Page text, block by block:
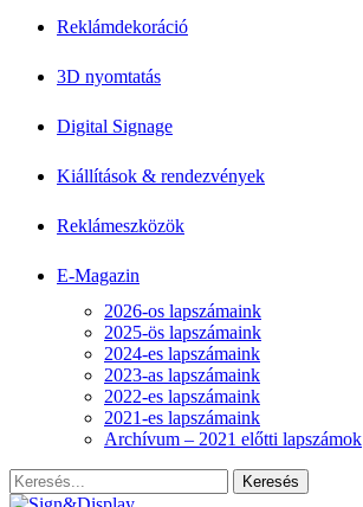
Reklámdekoráció
3D nyomtatás
Digital Signage
Kiállítások & rendezvények
Reklámeszközök
E-Magazin
2026-os lapszámaink
2025-ös lapszámaink
2024-es lapszámaink
2023-as lapszámaink
2022-es lapszámaink
2021-es lapszámaink
Archívum – 2021 előtti lapszámok